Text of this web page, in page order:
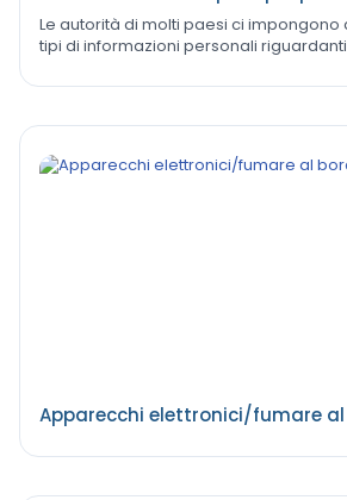
Le autorità di molti paesi ci
tipi di informazioni personali
Apparecchi elettronici/fumare